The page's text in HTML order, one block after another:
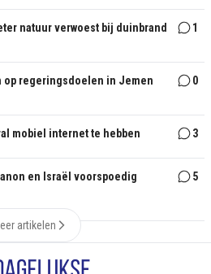
natuur verwoest bij duinbrand
1
op regeringsdoelen in Jemen
0
mobiel internet te hebben 3
en Israël voorspoedig
5
artikelen